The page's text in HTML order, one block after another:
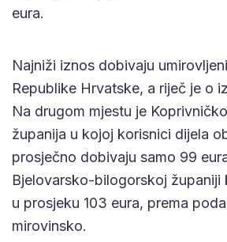
eura.
Najniži iznos dobivaju
Republike Hrvatske, a riječ je o
Na drugom mjestu je
županija u kojoj korisnici dijela
prosječno dobivaju samo 99
Bjelovarsko-bilogorskoj županiji
u prosjeku 103 eura, prema
mirovinsko.